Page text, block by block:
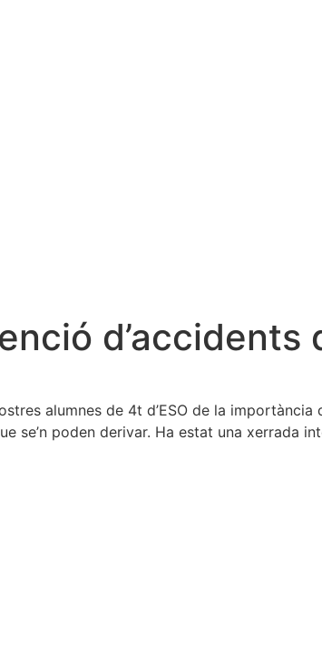
d’accidents
alumnes de 4t d’ESO de la
se’n poden derivar. Ha estat una xerrada